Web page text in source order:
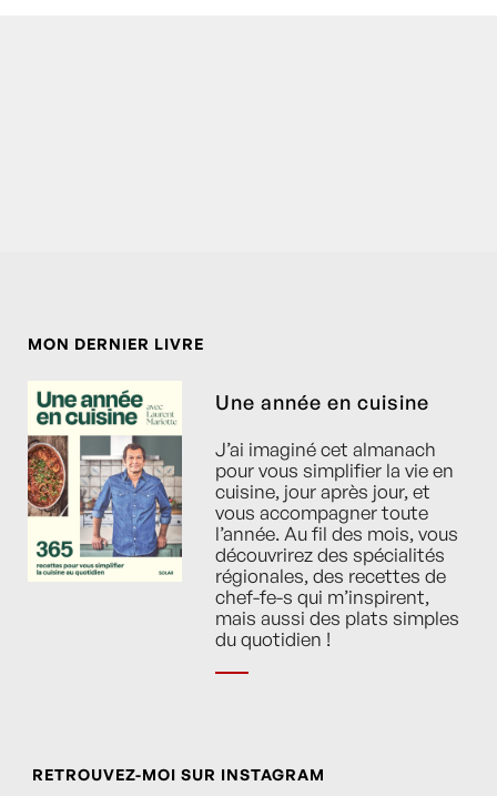
MON DERNIER LIVRE
Une année en cuisine
J’ai imaginé cet almanach
pour vous simplifier la vie en
cuisine, jour après jour, et
vous accompagner toute
l’année. Au fil des mois, vous
découvrirez des spécialités
régionales, des recettes de
chef-fe-s qui m’inspirent,
mais aussi des plats simples
du quotidien !
RETROUVEZ-MOI SUR INSTAGRAM